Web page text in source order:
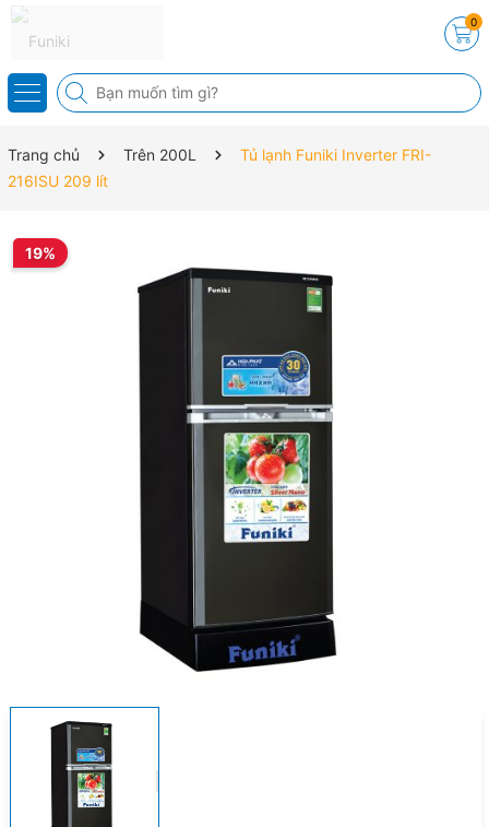
0
Trang chủ Trên 200L
Tủ lạnh Funiki Inverter FRI-
216ISU 209 lít
19%